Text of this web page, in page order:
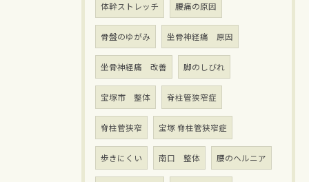
体幹ストレッチ 腰痛の原因
骨盤のゆがみ 坐骨神経痛 原因
坐骨神経痛 改善 脚のしびれ
宝塚市 整体 脊柱管狭窄症
脊柱菅狭窄 宝塚 脊柱管狭窄症
歩きにくい 南口 整体 腰のヘルニア